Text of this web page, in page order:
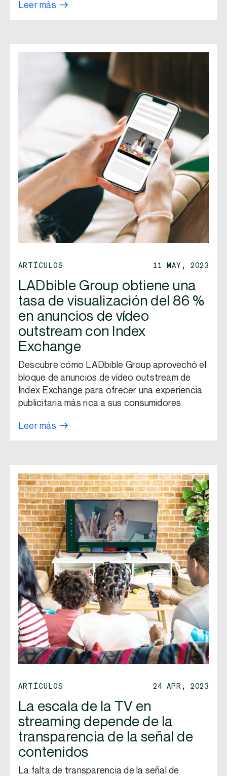
Leer más
ARTÍCULOS 11 MAY, 2023
LADbible Group obtiene una
tasa de visualización del 86 %
en anuncios de vídeo
outstream con Index
Exchange
Descubre cómo LADbible Group aprovechó el
bloque de anuncios de vídeo outstream de
Index Exchange para ofrecer una experiencia
publicitaria más rica a sus consumidores.
Leer más
ARTÍCULOS 24 APR, 2023
La escala de la TV en
streaming depende de la
transparencia de la señal de
contenidos
La falta de transparencia de la señal de